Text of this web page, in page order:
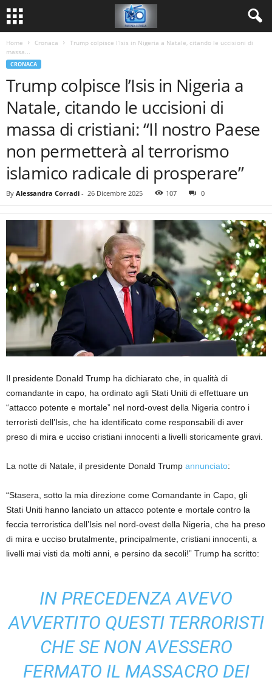
Home Cronaca
Trump colpisce l’Isis in Nigeria a Natale, citando le uccisioni di
massa...
CRONACA
Trump colpisce l’Isis in Nigeria a
Natale, citando le uccisioni di
massa di cristiani: “Il nostro Paese
non permetterà al terrorismo
islamico radicale di prosperare”
By Alessandra Corradi - 26 Dicembre 2025 107 0
Il presidente Donald Trump ha dichiarato che, in qualità di
comandante in capo, ha ordinato agli Stati Uniti di effettuare un
“attacco potente e mortale” nel nord-ovest della Nigeria contro i
terroristi dell’Isis, che ha identificato come responsabili di aver
preso di mira e ucciso cristiani innocenti a livelli storicamente gravi.
La notte di Natale, il presidente Donald Trump annunciato:
“Stasera, sotto la mia direzione come Comandante in Capo, gli
Stati Uniti hanno lanciato un attacco potente e mortale contro la
feccia terroristica dell’Isis nel nord-ovest della Nigeria, che ha preso
di mira e ucciso brutalmente, principalmente, cristiani innocenti, a
livelli mai visti da molti anni, e persino da secoli!” Trump ha scritto:
IN PRECEDENZA AVEVO
AVVERTITO QUESTI TERRORISTI
CHE SE NON AVESSERO
FERMATO IL MASSACRO DEI